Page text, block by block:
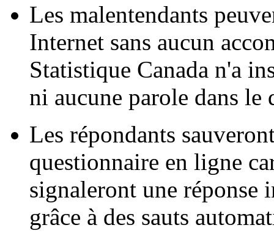
Les malentendants
Internet sans aucun
Statistique Canada n'a
ni aucune parole dans
Les répondants
questionnaire en ligne
signaleront une réponse
grâce à des sauts